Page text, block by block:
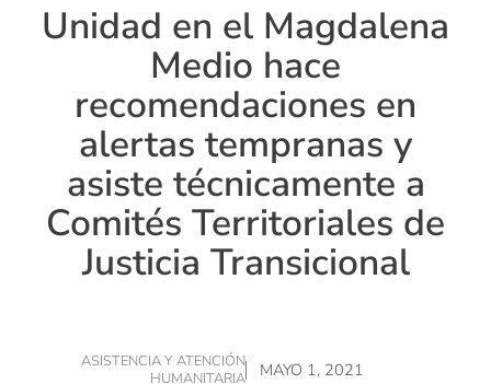
Unidad en el Magdalena
Medio hace
recomendaciones en
alertas tempranas y
asiste técnicamente a
Comités Territoriales de
Justicia Transicional
ASISTENCIA Y ATENCIÓN
HUMANITARIA
MAYO 1, 2021